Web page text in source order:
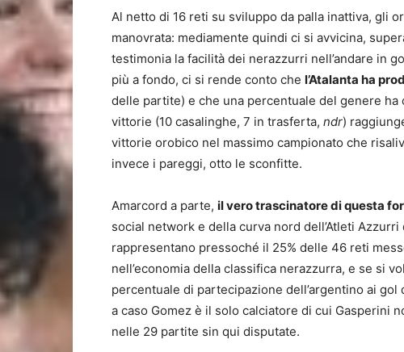
Al netto di 16 reti su sviluppo da palla inattiva, gli
manovrata: mediamente quindi ci si avvicina,
testimonia la facilità dei nerazzurri nell’andare in
più a fondo, ci si rende conto che l’Atalanta ha
delle partite) e che una percentuale del genere
vittorie (10 casalinghe, 7 in trasferta, ndr)
vittorie orobico nel massimo campionato che
invece i pareggi, otto le sconfitte.
Amarcord a parte, il vero trascinatore di questa
social network e della curva nord dell’Atleti
rappresentano pressoché il 25% delle 46 reti
nell’economia della classifica nerazzurra, e se si
percentuale di partecipazione dell’argentino ai
a caso Gomez è il solo calciatore di cui Gasperini
nelle 29 partite sin qui disputate.